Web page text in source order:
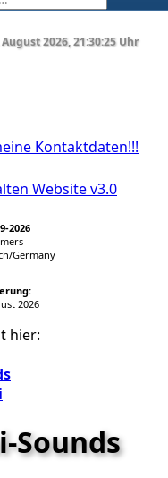
2026, 21:30:25 Uhr
Website v3.0
2026
Germany
2026
hier:
Sounds